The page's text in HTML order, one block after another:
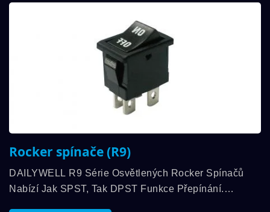
Rocker spínače (R9)
DAILYWELL R9 Série Osvětlených Rocker Spínačů
Nabízí Jak SPST, Tak DPST Funkce Přepínání.